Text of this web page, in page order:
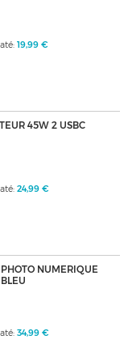
19,99 €
45W 2 USBC
24,99 €
NUMERIQUE
34,99 €